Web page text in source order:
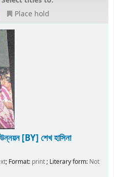
Place hold
[BY] শেখ হাসিনা
; Format: print; Literary form: Not